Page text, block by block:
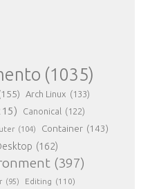
(1035)
Arch Linux (133)
Canonical (122)
(104) Container (143)
(162)
(397)
(95) Editing (110)